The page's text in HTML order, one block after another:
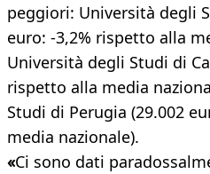
peggiori: Università degli
euro: -3,2% rispetto alla
Università degli Studi di
rispetto alla media
Studi di Perugia (29.002
media nazionale).
«Ci sono dati